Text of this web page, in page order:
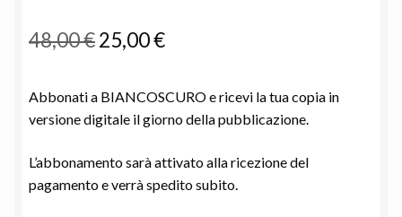
48,00€Il
originale
48,00 €.
25,00€Il
attuale
25,00 €.
Abbonati a BIANCOSCURO e ricevi la tua copia in
versione digitale il giorno della pubblicazione.
L’abbonamento sarà attivato alla ricezione del
pagamento e verrà spedito subito.